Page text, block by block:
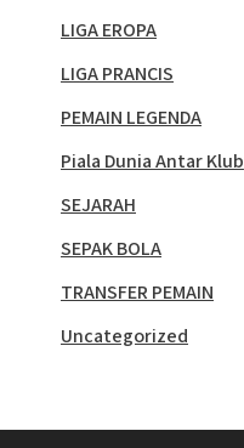
LIGA EROPA
LIGA PRANCIS
PEMAIN LEGENDA
Piala Dunia Antar Klub
SEJARAH
SEPAK BOLA
TRANSFER PEMAIN
Uncategorized